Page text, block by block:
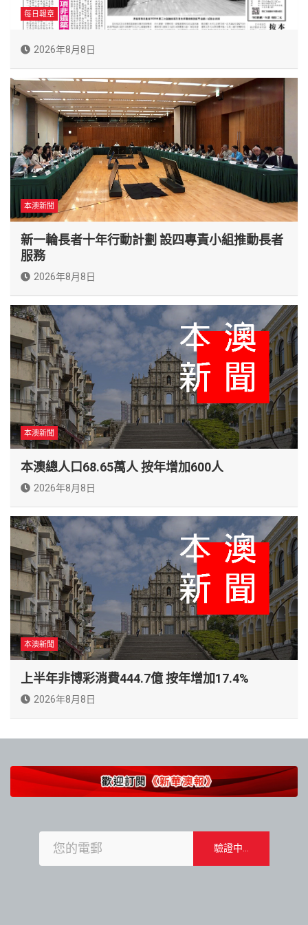
每日報章
2026年8月8日
本澳新聞
新一輪長者十年行動計劃 設四專責小組推動長者
服務
2026年8月8日
本澳新聞
本澳總人口68.65萬人 按年增加600人
2026年8月8日
本澳新聞
上半年非博彩消費444.7億 按年增加17.4%
2026年8月8日